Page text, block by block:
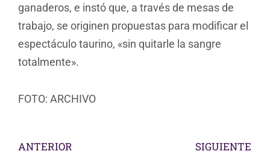
ganaderos, e instó que, a través de mesas de
trabajo, se originen propuestas para modificar el
espectáculo taurino, «sin quitarle la sangre
totalmente».
FOTO: ARCHIVO
ANTERIOR SIGUIENTE